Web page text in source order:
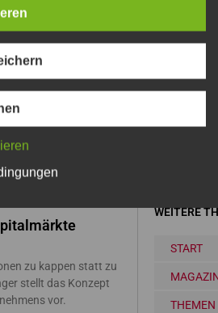
aber kein einfaches
und guter
von Treibhausgasen
zu kappen statt zu
stellt das Konzept
vor.
Wissen
und damit
zu schaffen
Dies sind
TV steht
via
WEITERE
START
THEMEN